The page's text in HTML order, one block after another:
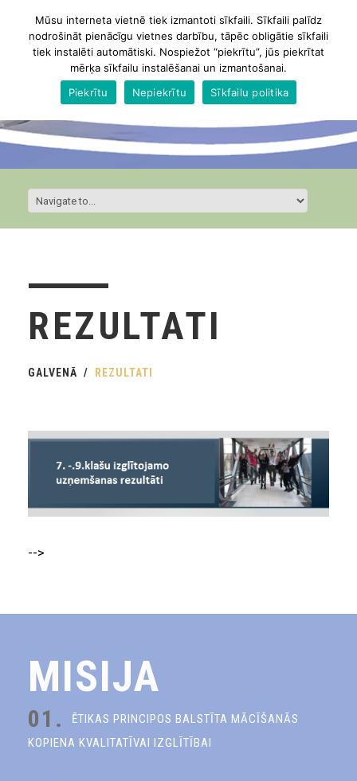
REZULTATI
GALVENĀ REZULTATI
-->
MISIJA
01.
ĒTIKAS PRINCIPOS BALSTĪTA MĀCĪŠANĀS
KOPIENA KVALITATĪVAI IZGLĪTĪBAI
Mūsu interneta vietnē tiek izmantoti sīkfaili. Sīkfaili palīdz
nodrošināt pienācīgu vietnes darbību, tāpēc obligātie sīkfaili
tiek instalēti automātiski. Nospiežot “piekrītu”, jūs piekrītat
mērķa sīkfailu instalēšanai un izmantošanai.
Piekrītu
Nepiekrītu Sīkfailu politika